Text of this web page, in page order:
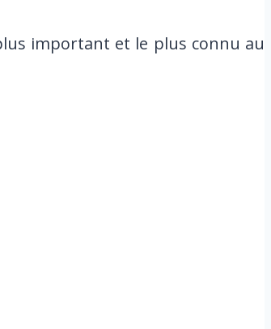
important et le plus connu au